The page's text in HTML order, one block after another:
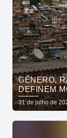
GÊNERO,
DEFINEM
31 de julho de